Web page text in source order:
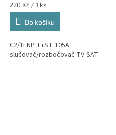
Měrná
cena:
220 Kč / 1 ks
Do košíku
C2/1ENP T+S E.105A
slučovač/rozbočovač TV-SAT